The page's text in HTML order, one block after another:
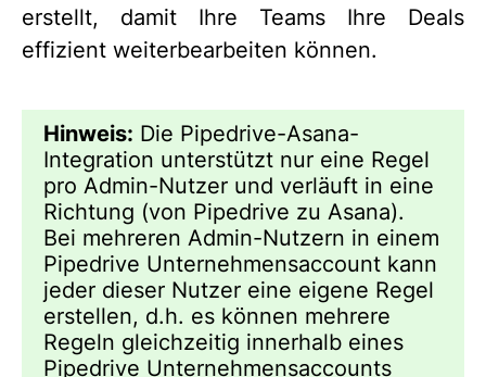
erstellt, damit Ihre Teams Ihre Deals
effizient weiterbearbeiten können.
Hinweis: Die Pipedrive-Asana-
Integration unterstützt nur eine Regel
pro Admin-Nutzer und verläuft in eine
Richtung (von Pipedrive zu Asana).
Bei mehreren Admin-Nutzern in einem
Pipedrive Unternehmensaccount kann
jeder dieser Nutzer eine eigene Regel
erstellen, d.h. es können mehrere
Regeln gleichzeitig innerhalb eines
Pipedrive Unternehmensaccounts